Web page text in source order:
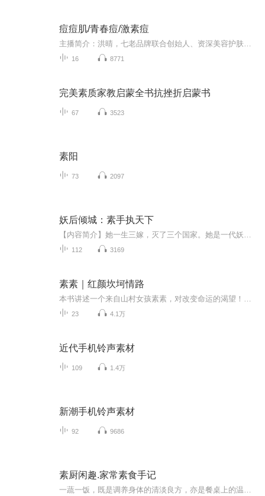
痘痘肌/青春痘/激素痘
16 8771
完美素质家教启蒙全书抗挫折启蒙书
67 3523
素阳
73 2097
妖后倾城：素手执天下
112 3169
素素｜红颜坎坷情路
23 4.1万
近代手机铃声素材
109 1.4万
新潮手机铃声素材
92 9686
素厨闲趣.家常素食手记